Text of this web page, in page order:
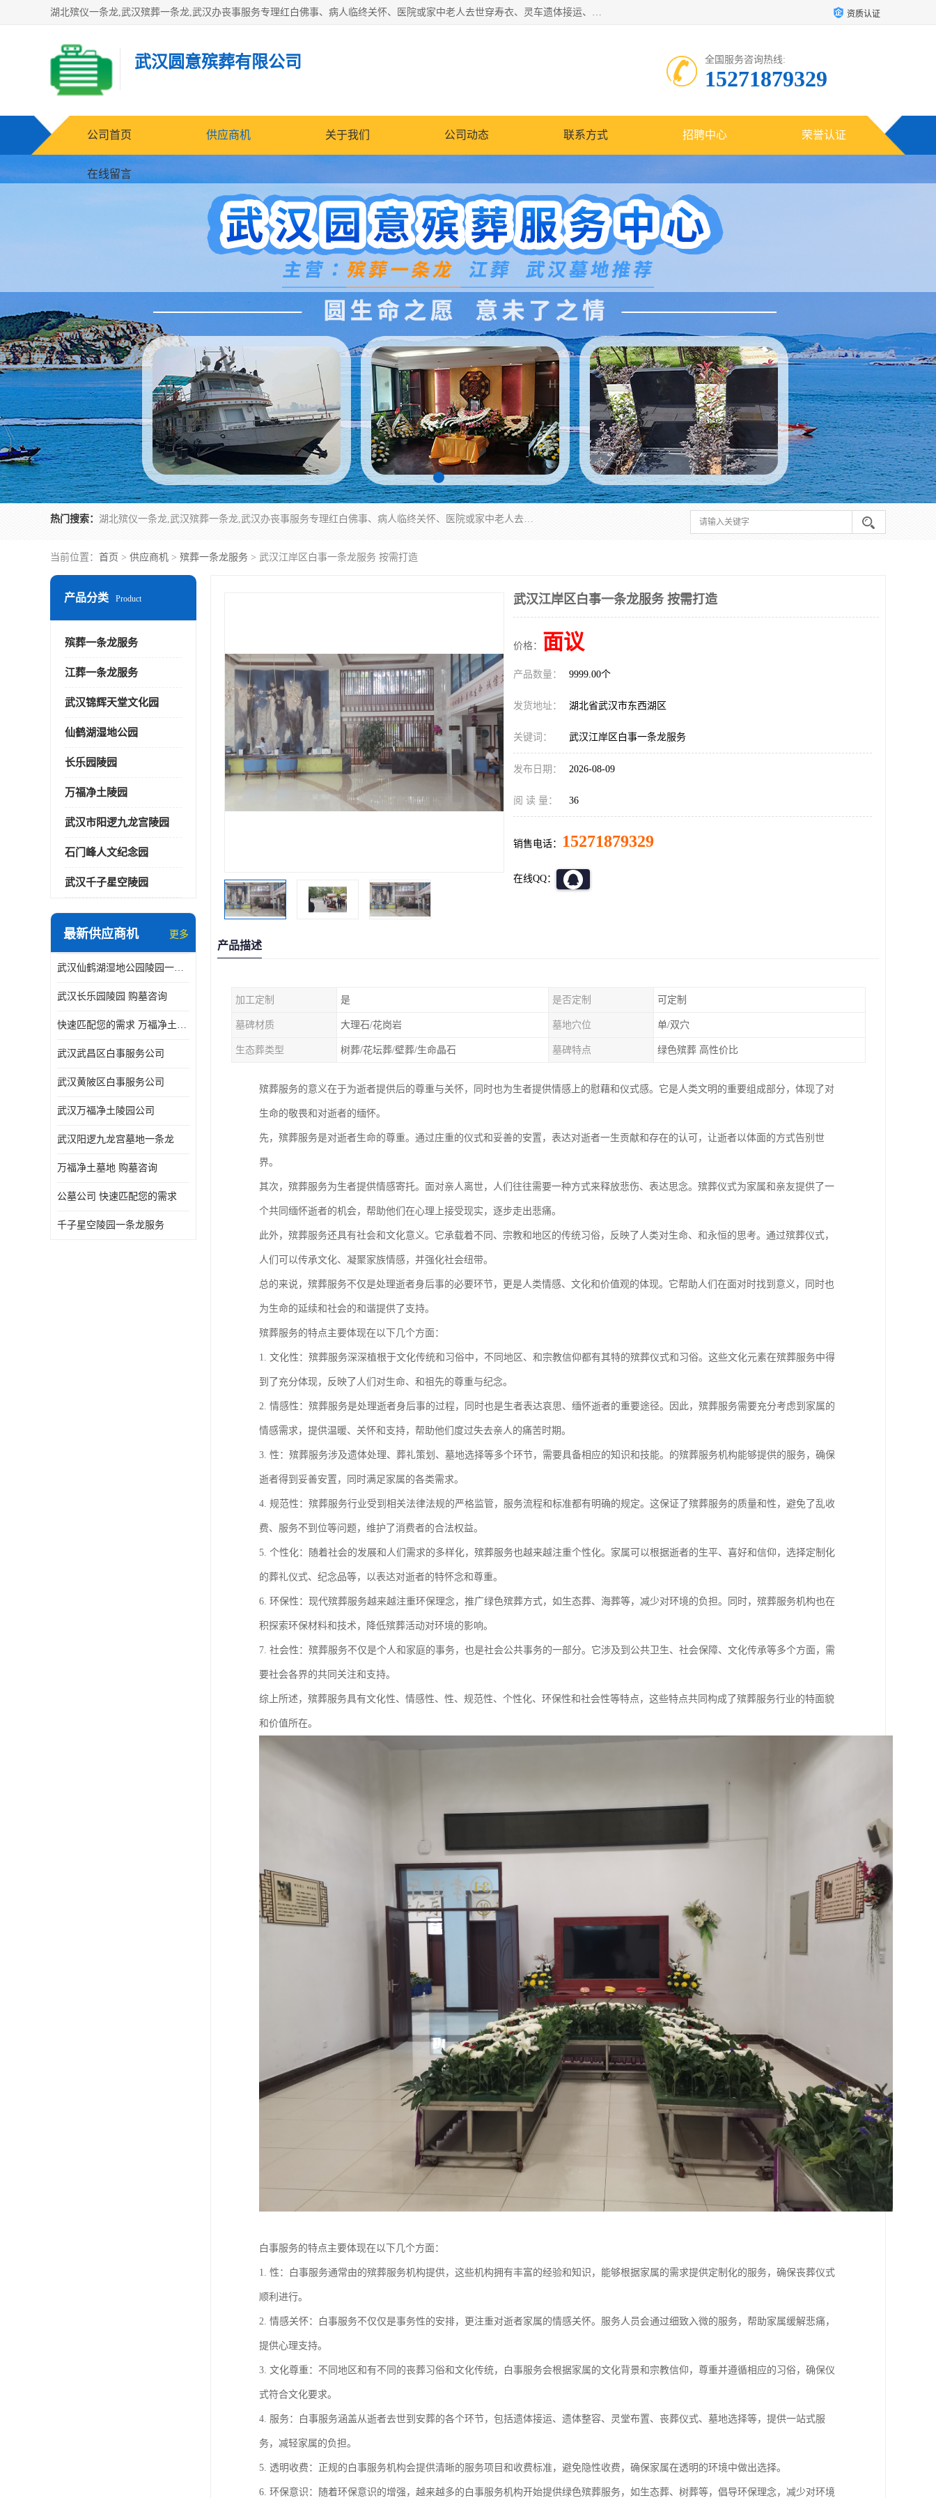
湖北殡仪一条龙,武汉殡葬一条龙,武汉办丧事服务专理红白佛事、病人临终关怀、医院或家中老人去世穿寿衣、灵车遗体接运、殡仪馆告别厅预约、办理火葬场手续、民俗丧事策划、遗体告别仪式、民俗礼仪服务、殡葬礼仪策划、陵园墓位导购、寺庙塔位择吉、往生功德策划、民俗功德策划、异地殡葬礼仪服务、异地骨灰接送返乡 资质认证
武汉圆意殡葬有限公司 全国服务咨询热线:
15271879329
公司首页 供应商机 关于我们 公司动态 联系方式 招聘中心 荣誉认证
在线留言
热门搜索： 湖北殡仪一条龙,武汉殡葬一条龙,武汉办丧事服务专理红白佛事、病人临终关怀、医院或家中老人去世穿寿衣、灵车遗体接运、殡仪馆告别厅预约、办理火葬场手续、民俗丧事策划、遗体告别仪式、民俗礼仪服务、殡葬礼仪策划、陵园墓位导购、寺庙塔位择吉、往生功德策划、民俗功德策划、异地殡葬礼仪服务、异地骨灰接送返乡
当前位置： 首页 > 供应商机 > 殡葬一条龙服务 > 武汉江岸区白事一条龙服务 按需打造
产品分类 Product
殡葬一条龙服务
江葬一条龙服务
武汉锦辉天堂文化园
仙鹤湖湿地公园
长乐园陵园
万福净土陵园
武汉市阳逻九龙宫陵园
石门峰人文纪念园
武汉千子星空陵园
最新供应商机 更多
武汉仙鹤湖湿地公园陵园一条龙服务
武汉长乐园陵园 购墓咨询
快速匹配您的需求 万福净土墓地流程
武汉武昌区白事服务公司
武汉黄陂区白事服务公司
武汉万福净土陵园公司
武汉阳逻九龙宫墓地一条龙
万福净土墓地 购墓咨询
公墓公司 快速匹配您的需求
千子星空陵园一条龙服务
武汉江岸区白事一条龙服务 按需打造
价格： 面议
产品数量： 9999.00个
发货地址： 湖北省武汉市东西湖区
关键词： 武汉江岸区白事一条龙服务
发布日期： 2026-08-09
阅 读 量： 36
销售电话： 15271879329
在线QQ：
产品描述
加工定制 是 是否定制 可定制
墓碑材质 大理石/花岗岩 墓地穴位 单/双穴
生态葬类型 树葬/花坛葬/壁葬/生命晶石 墓碑特点 绿色殡葬 高性价比
殡葬服务的意义在于为逝者提供后的尊重与关怀，同时也为生者提供情感上的慰藉和仪式感。它是人类文明的重要组成部分，体现了对
生命的敬畏和对逝者的缅怀。
先，殡葬服务是对逝者生命的尊重。通过庄重的仪式和妥善的安置，表达对逝者一生贡献和存在的认可，让逝者以体面的方式告别世
界。
其次，殡葬服务为生者提供情感寄托。面对亲人离世，人们往往需要一种方式来释放悲伤、表达思念。殡葬仪式为家属和亲友提供了一
个共同缅怀逝者的机会，帮助他们在心理上接受现实，逐步走出悲痛。
此外，殡葬服务还具有社会和文化意义。它承载着不同、宗教和地区的传统习俗，反映了人类对生命、和永恒的思考。通过殡葬仪式，
人们可以传承文化、凝聚家族情感，并强化社会纽带。
总的来说，殡葬服务不仅是处理逝者身后事的必要环节，更是人类情感、文化和价值观的体现。它帮助人们在面对时找到意义，同时也
为生命的延续和社会的和谐提供了支持。
殡葬服务的特点主要体现在以下几个方面：
1. 文化性：殡葬服务深深植根于文化传统和习俗中，不同地区、和宗教信仰都有其特的殡葬仪式和习俗。这些文化元素在殡葬服务中得
到了充分体现，反映了人们对生命、和祖先的尊重与纪念。
2. 情感性：殡葬服务是处理逝者身后事的过程，同时也是生者表达哀思、缅怀逝者的重要途径。因此，殡葬服务需要充分考虑到家属的
情感需求，提供温暖、关怀和支持，帮助他们度过失去亲人的痛苦时期。
3. 性：殡葬服务涉及遗体处理、葬礼策划、墓地选择等多个环节，需要具备相应的知识和技能。的殡葬服务机构能够提供的服务，确保
逝者得到妥善安置，同时满足家属的各类需求。
4. 规范性：殡葬服务行业受到相关法律法规的严格监管，服务流程和标准都有明确的规定。这保证了殡葬服务的质量和性，避免了乱收
费、服务不到位等问题，维护了消费者的合法权益。
5. 个性化：随着社会的发展和人们需求的多样化，殡葬服务也越来越注重个性化。家属可以根据逝者的生平、喜好和信仰，选择定制化
的葬礼仪式、纪念品等，以表达对逝者的特怀念和尊重。
6. 环保性：现代殡葬服务越来越注重环保理念，推广绿色殡葬方式，如生态葬、海葬等，减少对环境的负担。同时，殡葬服务机构也在
积探索环保材料和技术，降低殡葬活动对环境的影响。
7. 社会性：殡葬服务不仅是个人和家庭的事务，也是社会公共事务的一部分。它涉及到公共卫生、社会保障、文化传承等多个方面，需
要社会各界的共同关注和支持。
综上所述，殡葬服务具有文化性、情感性、性、规范性、个性化、环保性和社会性等特点，这些特点共同构成了殡葬服务行业的特面貌
和价值所在。
白事服务的特点主要体现在以下几个方面：
1. 性：白事服务通常由的殡葬服务机构提供，这些机构拥有丰富的经验和知识，能够根据家属的需求提供定制化的服务，确保丧葬仪式
顺利进行。
2. 情感关怀：白事服务不仅仅是事务性的安排，更注重对逝者家属的情感关怀。服务人员会通过细致入微的服务，帮助家属缓解悲痛，
提供心理支持。
3. 文化尊重：不同地区和有不同的丧葬习俗和文化传统，白事服务会根据家属的文化背景和宗教信仰，尊重并遵循相应的习俗，确保仪
式符合文化要求。
4. 服务：白事服务涵盖从逝者去世到安葬的各个环节，包括遗体接运、遗体整容、灵堂布置、丧葬仪式、墓地选择等，提供一站式服
务，减轻家属的负担。
5. 透明收费：正规的白事服务机构会提供清晰的服务项目和收费标准，避免隐性收费，确保家属在透明的环境中做出选择。
6. 环保意识：随着环保意识的增强，越来越多的白事服务机构开始提供绿色殡葬服务，如生态葬、树葬等，倡导环保理念，减少对环境